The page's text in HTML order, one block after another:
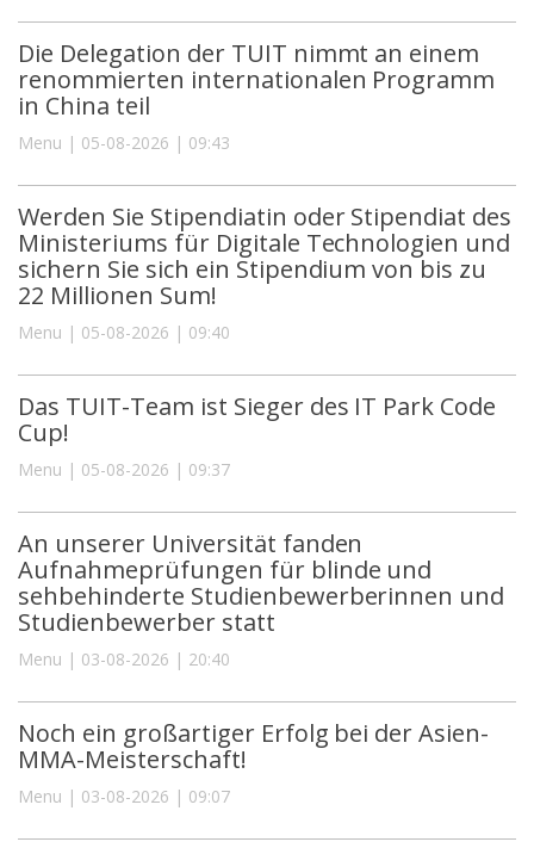
Die Delegation der TUIT nimmt an einem
renommierten internationalen Programm
in China teil
Menu | 05-08-2026 | 09:43
Werden Sie Stipendiatin oder Stipendiat des
Ministeriums für Digitale Technologien und
sichern Sie sich ein Stipendium von bis zu
22 Millionen Sum!
Menu | 05-08-2026 | 09:40
Das TUIT-Team ist Sieger des IT Park Code
Cup!
Menu | 05-08-2026 | 09:37
An unserer Universität fanden
Aufnahmeprüfungen für blinde und
sehbehinderte Studienbewerberinnen und
Studienbewerber statt
Menu | 03-08-2026 | 20:40
Noch ein großartiger Erfolg bei der Asien-
MMA-Meisterschaft!
Menu | 03-08-2026 | 09:07